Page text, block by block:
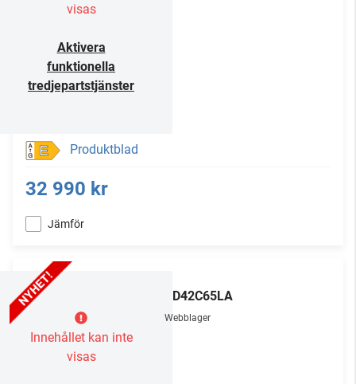
visas
Aktivera
funktionella
tredjepartstjänster
E Produktblad
32 990 kr
Jämför
Innehållet kan inte
visas
OLED42C65LA
Webblager